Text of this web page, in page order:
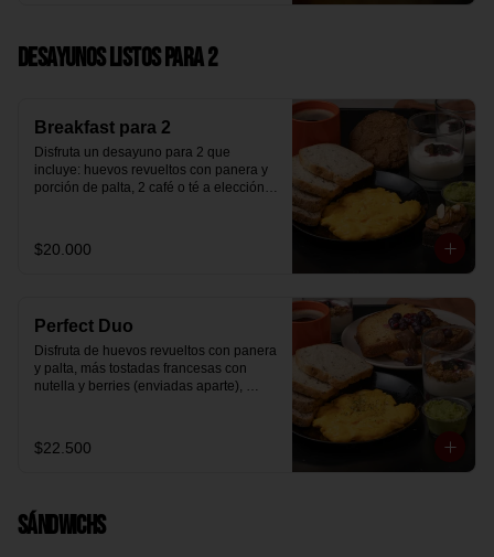
Desayunos Listos para 2
Breakfast para 2
Disfruta un desayuno para 2 que
incluye: huevos revueltos con panera y
porción de palta, 2 café o té a elección, 2
hecha en casa, un mini brownie y galleta
de avena para compartir.
$20.000
Perfect Duo
Disfruta de huevos revueltos con panera
y palta, más tostadas francesas con
nutella y berries (enviadas aparte),
mermelada de arándanos y granola
hecha en casa.
$22.500
Sándwichs